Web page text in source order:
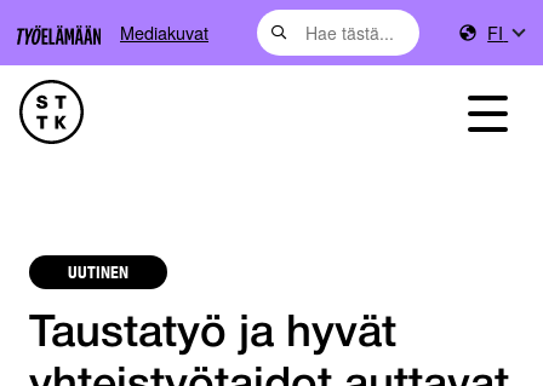
Mediakuvat FI
UUTINEN
Taustatyö ja hyvät